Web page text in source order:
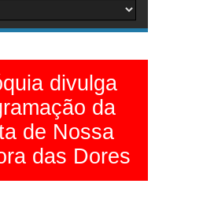
divulga
da
de Nossa
das Dores